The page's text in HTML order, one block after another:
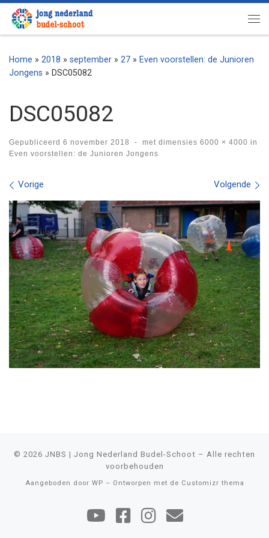
Ga naar inhoud
Home » 2018 » september » 27 » Even voorstellen: de Junioren
Jongens » DSC05082
DSC05082
Gepubliceerd 6 november 2018 - met dimensies 6000 × 4000 in
Even voorstellen: de Junioren Jongens
Afbeeldingen navigatie
Vorige Volgende
© 2026 JNBS | Jong Nederland Budel-Schoot – Alle rechten
voorbehouden
Aangeboden door WP – Ontworpen met de Customizr thema